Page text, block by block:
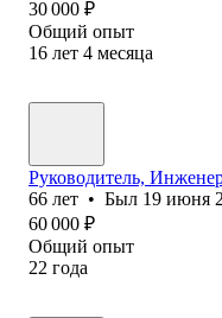
30 000 ₽
Общий опыт
16 лет 4 месяца
Руководитель,
66 лет • Был 19 июня
60 000 ₽
Общий опыт
22 года